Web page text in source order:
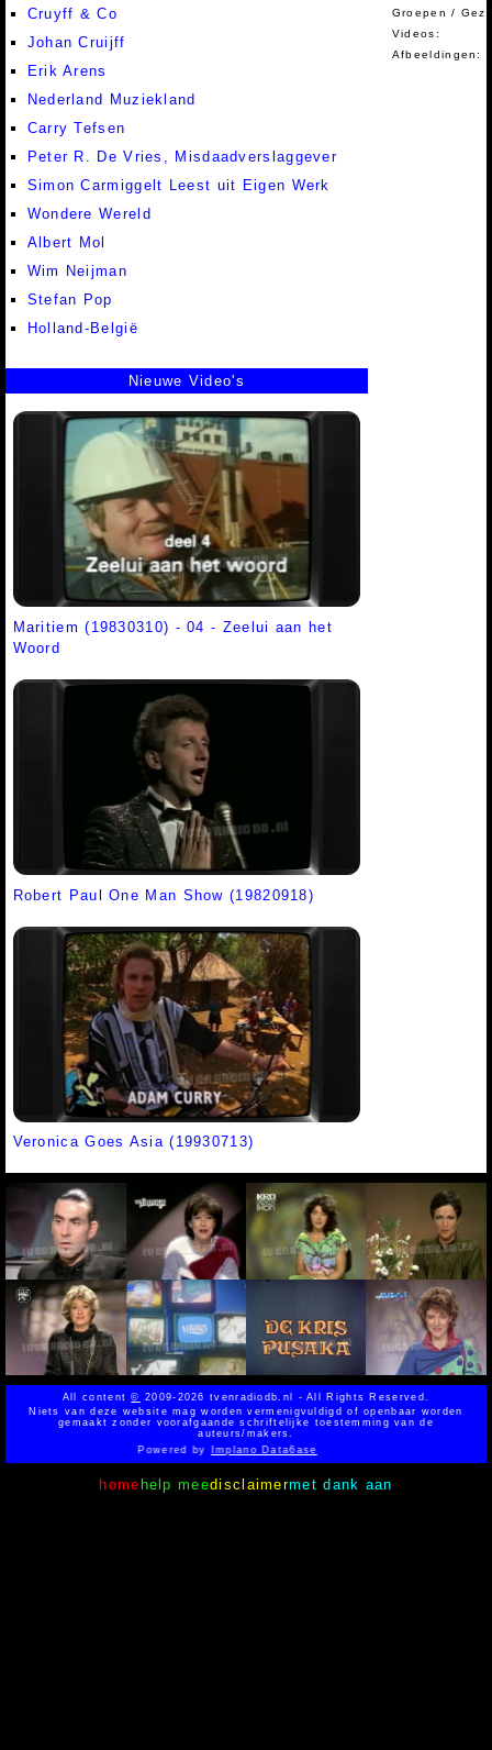
Cruyff & Co
Johan Cruijff
Erik Arens
Nederland Muziekland
Carry Tefsen
Peter R. De Vries, Misdaadverslaggever
Simon Carmiggelt Leest uit Eigen Werk
Wondere Wereld
Albert Mol
Wim Neijman
Stefan Pop
Holland-België
Groepen /
Videos:
Afbeeldingen:
Nieuwe Video's
Maritiem (19830310) - 04 - Zeelui aan het
Woord
Robert Paul One Man Show (19820918)
Veronica Goes Asia (19930713)
All content© 2009-2026 tvenradiodb.nl - All Rights Reserved.
Niets van deze website mag worden vermenigvuldigd of openbaar worden
gemaakt zonder voorafgaande schriftelijke toestemming van de
auteurs/makers.
Powered byImplano Data6ase
home help meedisclaimermet dank aan